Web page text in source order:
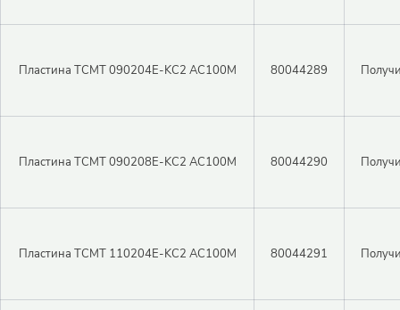
Пластина TCMT 090204E-KC2 AC100M 80044289
Пластина TCMT 090208E-KC2 AC100M 80044290
Пластина TCMT 110204E-KC2 AC100M 80044291